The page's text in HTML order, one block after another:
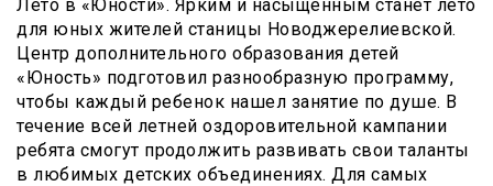
Лето в «Юности». Ярким и насыщенным станет лето
для юных жителей станицы Новоджерелиевской.
Центр дополнительного образования детей
«Юность» подготовил разнообразную программу,
чтобы каждый ребенок нашел занятие по душе. В
течение всей летней оздоровительной кампании
ребята смогут продолжить развивать свои таланты
в любимых детских объединениях. Для самых